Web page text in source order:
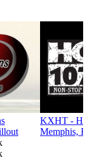
KXHT -
Memphis,